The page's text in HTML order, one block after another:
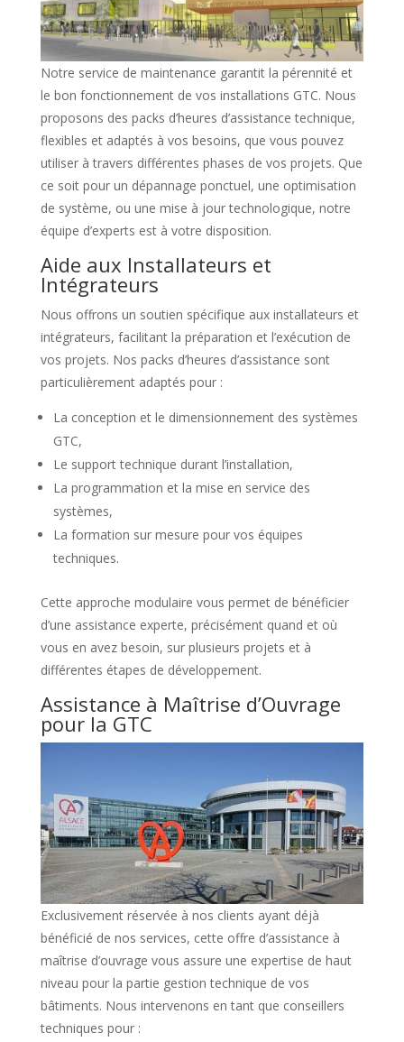
Notre service de maintenance garantit la pérennité et
le bon fonctionnement de vos installations GTC. Nous
proposons des packs d’heures d’assistance technique,
flexibles et adaptés à vos besoins, que vous pouvez
utiliser à travers différentes phases de vos projets. Que
ce soit pour un dépannage ponctuel, une optimisation
de système, ou une mise à jour technologique, notre
équipe d’experts est à votre disposition.
Aide aux Installateurs et
Intégrateurs
Nous offrons un soutien spécifique aux installateurs et
intégrateurs, facilitant la préparation et l’exécution de
vos projets. Nos packs d’heures d’assistance sont
particulièrement adaptés pour :
La conception et le dimensionnement des systèmes
GTC,
Le support technique durant l’installation,
La programmation et la mise en service des
systèmes,
La formation sur mesure pour vos équipes
techniques.
Cette approche modulaire vous permet de bénéficier
d’une assistance experte, précisément quand et où
vous en avez besoin, sur plusieurs projets et à
différentes étapes de développement.
Assistance à Maîtrise d’Ouvrage
pour la GTC
Exclusivement réservée à nos clients ayant déjà
bénéficié de nos services, cette offre d’assistance à
maîtrise d’ouvrage vous assure une expertise de haut
niveau pour la partie gestion technique de vos
bâtiments. Nous intervenons en tant que conseillers
techniques pour :